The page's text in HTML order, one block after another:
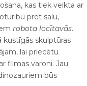
kas tiek veikta ar
pret salu,
robota locītavās.
kustīgās skulptūras
lai priecētu
filmas varoni. Jau
būs